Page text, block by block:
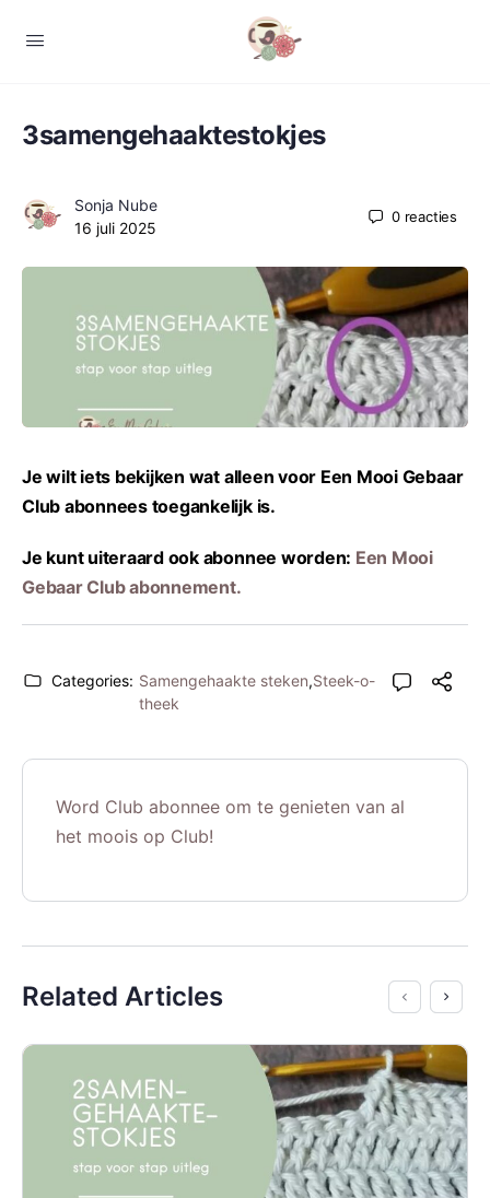
3samengehaaktestokjes
Sonja Nube
16 juli 2025
0 reacties
Je wilt iets bekijken wat alleen voor Een Mooi Gebaar
Club abonnees toegankelijk is.
Je kunt uiteraard ook abonnee worden: Een Mooi
Gebaar Club abonnement.
Categories: Samengehaakte steken,Steek-o-
theek
Word Club abonnee om te genieten van al
het moois op Club!
Related Articles